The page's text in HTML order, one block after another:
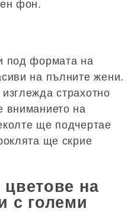
фон.
под формата на
на пълните жени.
страхотно
вниманието на
ще подчертае
ще скрие
на
с големи